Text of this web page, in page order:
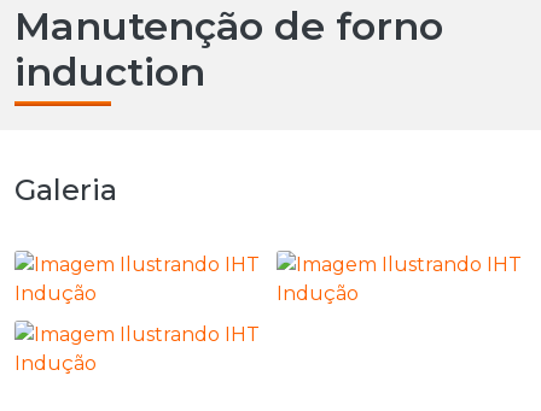
Manutenção de forno
induction
Galeria